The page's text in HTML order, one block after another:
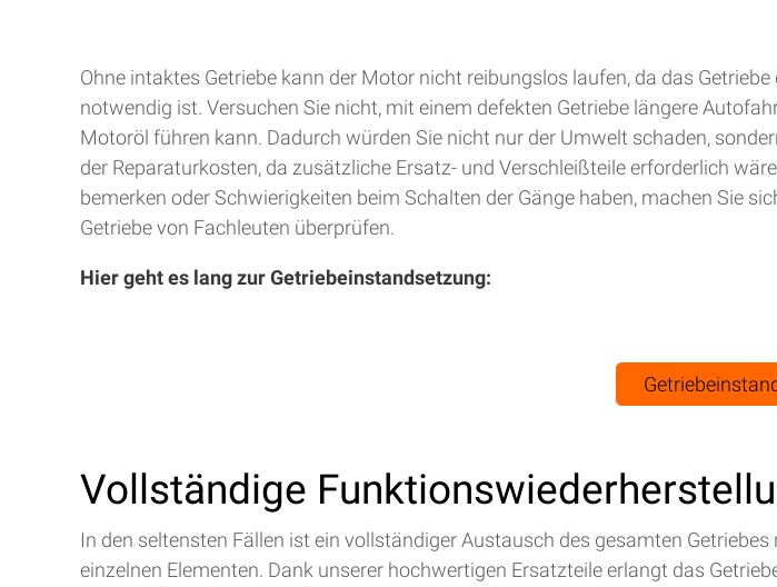
Ohne intaktes Getriebe kann der Motor nicht reibungslos laufen, da das
notwendig ist. Versuchen Sie nicht, mit einem defekten Getriebe längere
Motoröl führen kann. Dadurch würden Sie nicht nur der Umwelt schaden,
der Reparaturkosten, da zusätzliche Ersatz- und Verschleißteile erforderlich
bemerken oder Schwierigkeiten beim Schalten der Gänge haben, machen Sie
Getriebe von Fachleuten überprüfen.
Hier geht es lang zur Getriebeinstandsetzung:
Vollständige
In den seltensten Fällen ist ein vollständiger Austausch des gesamten
einzelnen Elementen. Dank unserer hochwertigen Ersatzteile erlangt das